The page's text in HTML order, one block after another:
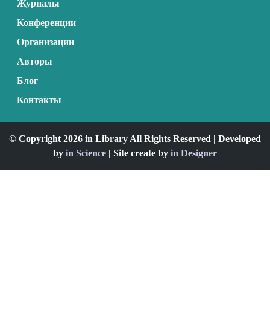
Журналы
Конференции
Организации
Авторы
Блог
Контакты
© Copyright 2026 in Library All Rights Reserved | Developed
by in Science | Site create by in Designer